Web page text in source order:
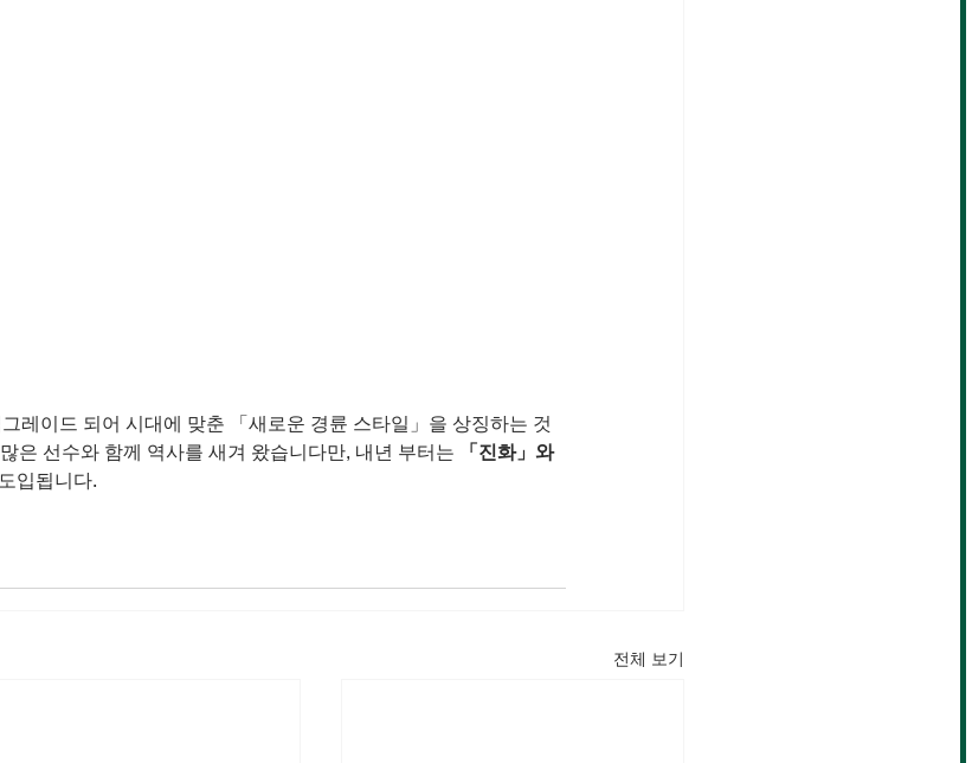
레이드 되어 시대에 맞춘 「새로운 경륜 스타일」을 상징하는 것
은 선수와 함께 역사를 새겨 왔습니다만, 내년 부터는
「진화」와
입됩니다.
전체 보기